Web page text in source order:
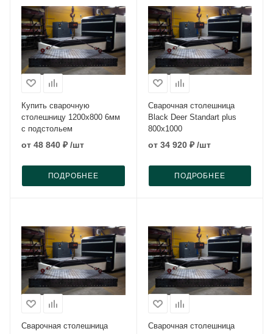
Купить сварочную
столешницу 1200x800 6мм
с подстольем
от 48 840 ₽ /шт
ПОДРОБНЕЕ
Сварочная столешница
Black Deer Standart plus
800x1000
от 34 920 ₽ /шт
ПОДРОБНЕЕ
Сварочная столешница
Сварочная столешница